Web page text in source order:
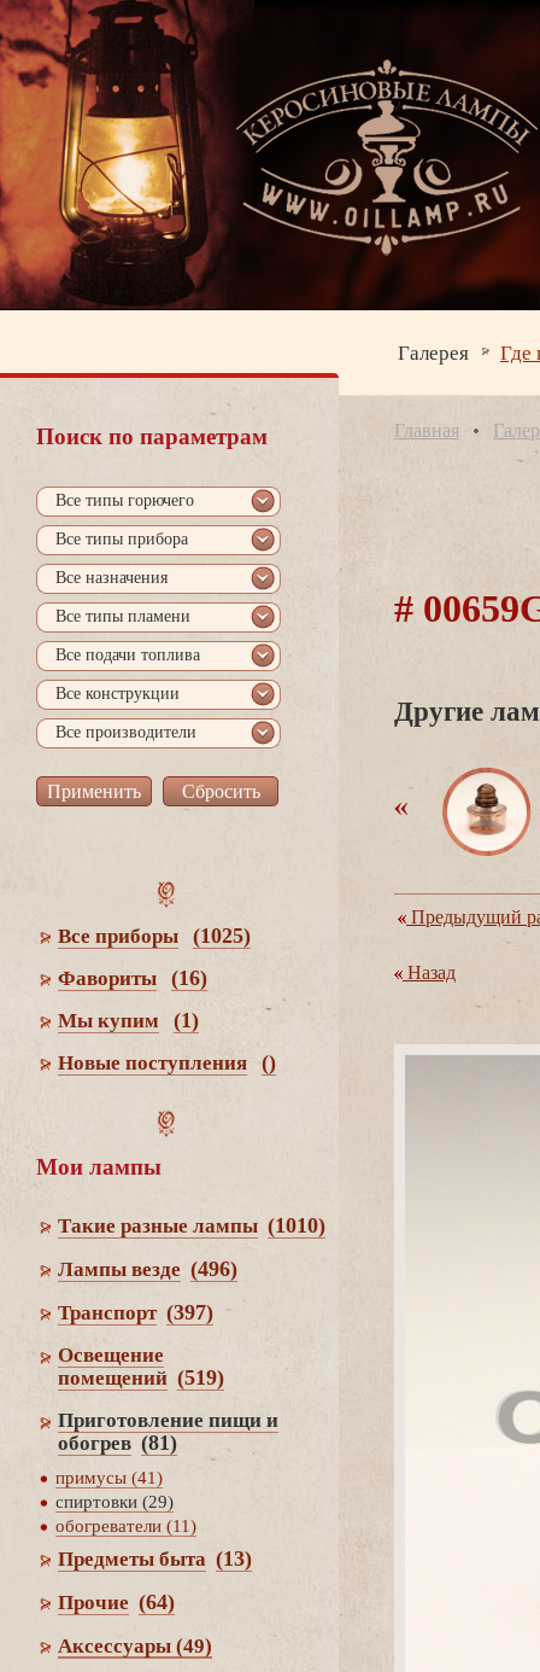
Галерея Где
Поиск по параметрам
се типы горючего
се типы прибора
се назначения
се типы пламени
се подачи топлива
се конструкции
се производители
се приборы (1025)
Фавориты (16)
Мы купим (1)
Новые поступления ()
Мои лампы
Такие разные лампы (1010)
Лампы везде (496)
Транспорт (397)
Освещение
помещений (519)
Приготовление пищи и
обогре (81)
примусы (41)
спиртовки (29)
обогреватели (11)
Предметы быта (13)
Прочие (64)
Аксессуары (49)
Главная
#
Другие
Предыдущий
Назад